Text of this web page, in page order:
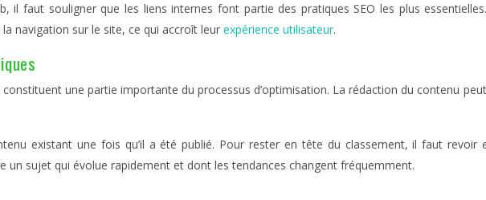
il faut souligner que les liens internes font partie des pratiques SEO les plus
navigation sur le site, ce qui accroît leur expérience utilisateur.
une partie importante du processus d’optimisation. La rédaction du contenu
existant une fois qu’il a été publié. Pour rester en tête du classement, il fautrevoir
un sujet qui évolue rapidement et dont les tendances changent fréquemment.